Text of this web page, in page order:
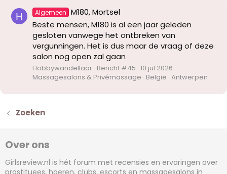
H Algemeen
M180, Mortsel
Beste mensen, M180 is al een jaar geleden
gesloten vanwege het ontbreken van
vergunningen. Het is dus maar de vraag of deze
salon nog open zal gaan
Hobbywandellaar Bericht #45 10 jul 2026
Massagesalons & Privémassage België Antwerpen
Zoeken
Over ons
Girlsreview.nl is hét forum met recensies en ervaringen over
prostituees, hoeren, clubs, escorts en massagesalons in